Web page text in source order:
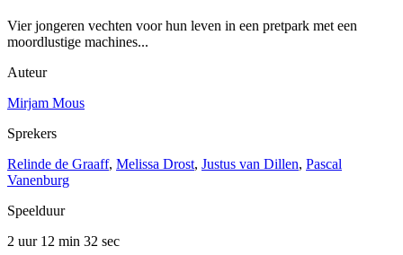
Vier jongeren vechten voor hun leven in een pretpark met een
moordlustige machines...
Auteur
Mirjam Mous
Sprekers
Relinde de Graaff, Melissa Drost, Justus van Dillen, Pascal
Vanenburg
Speelduur
2 uur 12 min 32 sec